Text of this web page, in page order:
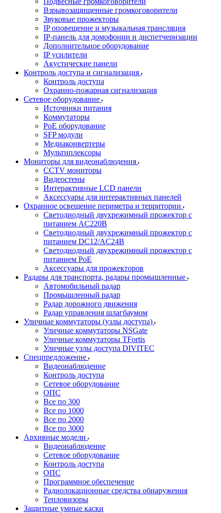
Взрывозащищенные громкоговорители
Звуковые прожекторы
IP оповещение и музыкальная трансляция
IP-панель для домофонии и диспетчеризации
Дополнительное оборудование
IP усилители
Акустические панели
Контроль доступа и сигнализация
Контроль доступа
Охранно-пожарная сигнализация
Сетевое оборудование
Источники питания
Коммутаторы
PoE оборудование
SFP модули
Медиаконвертеры
Мультиплексоры
Мониторы для видеонаблюдения
CCTV мониторы
Видеостены
Интерактивные LCD панели
Аксессуары для интерактивных панелей
Охранное освещение периметра и территории
Светодиодный двухрежимный прожектор с
питанием AC220В
Светодиодный двухрежимный прожектор с
питанием DC12/AC24В
Светодиодный двухрежимный прожектор с
питанием PoE
Аксессуары для прожекторов
Радары для транспорта, радары промышленные
Автомобильный радар
Промышленный радар
Радар дорожного движения
Радар управления шлагбаумом
Уличные коммутаторы (узлы доступа)
Уличные коммутаторы NSGate
Уличные коммутаторы TFortis
Уличные узлы доступа DIVITEC
Спецпредложение
Видеонаблюдение
Контроль доступа
Сетевое оборудование
ОПС
Все по 300
Все по 1000
Все по 2000
Все по 3000
Архивные модели
Видеонаблюдение
Сетевое оборудование
Контроль доступа
ОПС
Программное обеспечение
Радиолокационные средства обнаружения
Тепловизоры
Защитные умные каски